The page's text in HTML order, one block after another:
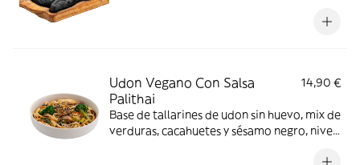
Udon Vegano Con Salsa
Palithai
14,90 €
Base de tallarines de udon sin huevo, mix de
verduras, cacahuetes y sésamo negro, nivel